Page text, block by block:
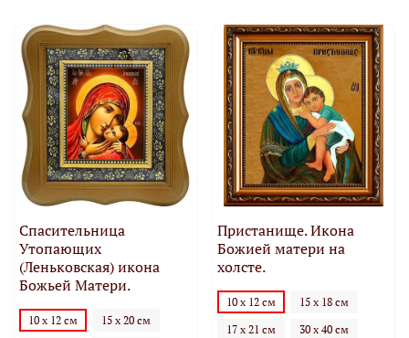
Спасительница
Утопающих
(Леньковская) икона
Божьей Матери.
10 х 12 см 15 х 20 см
Пристанище. Икона
Божией матери на
холсте.
10 х 12 см 15 х 18 см
17 х 21 см 30 х 40 см